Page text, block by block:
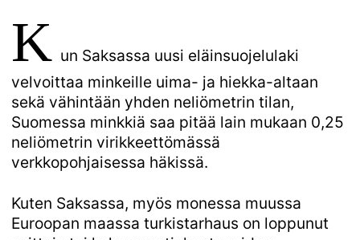
K un Saksassa uusi eläinsuojelulaki
velvoittaa minkeille uima- ja hiekka-altaan
sekä vähintään yhden neliömetrin tilan,
Suomessa minkkiä saa pitää lain mukaan 0,25
neliömetrin virikkeettömässä
verkkopohjaisessa häkissä.
Kuten Saksassa, myös monessa muussa
Euroopan maassa turkistarhaus on loppunut